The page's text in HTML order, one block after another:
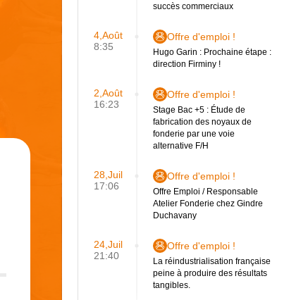
succès commerciaux
4,Août
8:35
Offre d'emploi !
Hugo Garin : Prochaine étape :
direction Firminy !
2,Août
16:23
Offre d'emploi !
Stage Bac +5 : Étude de
fabrication des noyaux de
fonderie par une voie
alternative F/H
28,Juil
17:06
Offre d'emploi !
Offre Emploi / Responsable
Atelier Fonderie chez Gindre
Duchavany
24,Juil
21:40
Offre d'emploi !
La réindustrialisation française
peine à produire des résultats
tangibles.